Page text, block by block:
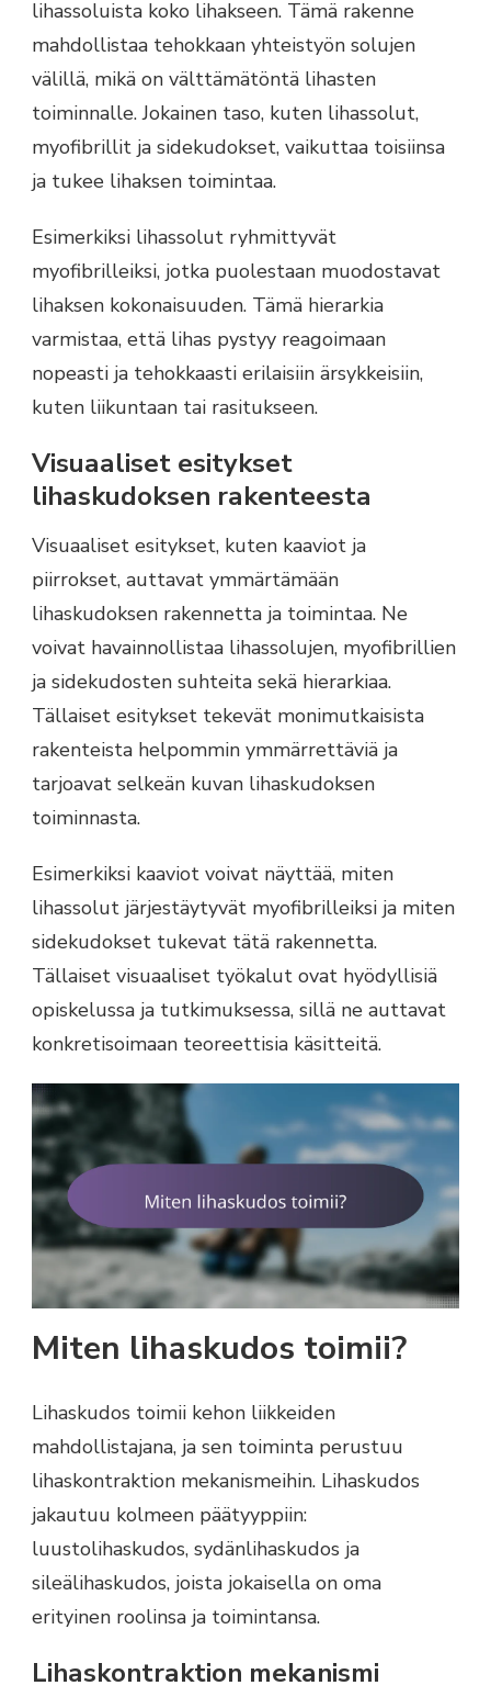
lihassoluista koko lihakseen. Tämä rakenne
mahdollistaa tehokkaan yhteistyön solujen
välillä, mikä on välttämätöntä lihasten
toiminnalle. Jokainen taso, kuten lihassolut,
myofibrillit ja sidekudokset, vaikuttaa toisiinsa
ja tukee lihaksen toimintaa.
Esimerkiksi lihassolut ryhmittyvät
myofibrilleiksi, jotka puolestaan muodostavat
lihaksen kokonaisuuden. Tämä hierarkia
varmistaa, että lihas pystyy reagoimaan
nopeasti ja tehokkaasti erilaisiin ärsykkeisiin,
kuten liikuntaan tai rasitukseen.
Visuaaliset esitykset
lihaskudoksen rakenteesta
Visuaaliset esitykset, kuten kaaviot ja
piirrokset, auttavat ymmärtämään
lihaskudoksen rakennetta ja toimintaa. Ne
voivat havainnollistaa lihassolujen, myofibrillien
ja sidekudosten suhteita sekä hierarkiaa.
Tällaiset esitykset tekevät monimutkaisista
rakenteista helpommin ymmärrettäviä ja
tarjoavat selkeän kuvan lihaskudoksen
toiminnasta.
Esimerkiksi kaaviot voivat näyttää, miten
lihassolut järjestäytyvät myofibrilleiksi ja miten
sidekudokset tukevat tätä rakennetta.
Tällaiset visuaaliset työkalut ovat hyödyllisiä
opiskelussa ja tutkimuksessa, sillä ne auttavat
konkretisoimaan teoreettisia käsitteitä.
Miten lihaskudos toimii?
Lihaskudos toimii kehon liikkeiden
mahdollistajana, ja sen toiminta perustuu
lihaskontraktion mekanismeihin. Lihaskudos
jakautuu kolmeen päätyyppiin:
luustolihaskudos, sydänlihaskudos ja
sileälihaskudos, joista jokaisella on oma
erityinen roolinsa ja toimintansa.
Lihaskontraktion mekanismi